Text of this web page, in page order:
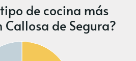
de cocina más
Callosa de Segura?